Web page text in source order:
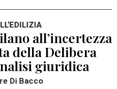
all’incertezza
della Delibera
giuridica
Di Bacco